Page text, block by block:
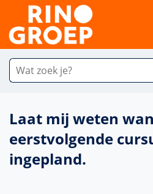
Laat mij weten
eerstvolgende
ingepland.